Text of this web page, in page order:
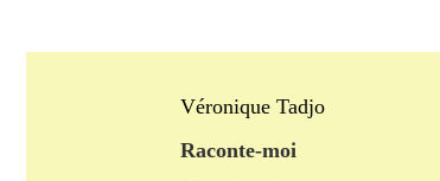
Véronique Tadjo
Raconte-moi